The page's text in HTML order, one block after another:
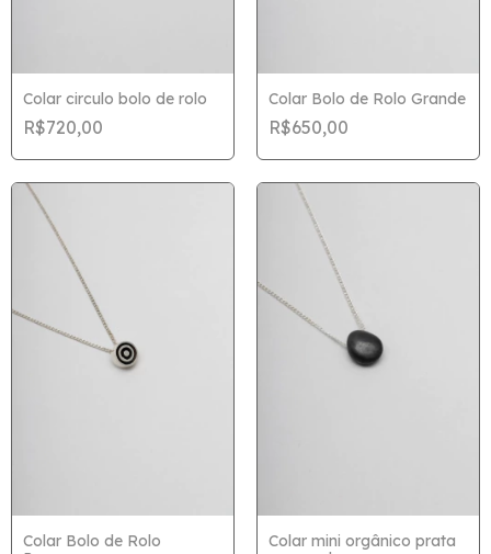
Colar circulo bolo de rolo
R$720,00
Colar Bolo de Rolo Grande
R$650,00
Colar Bolo de Rolo
Colar mini orgânico prata